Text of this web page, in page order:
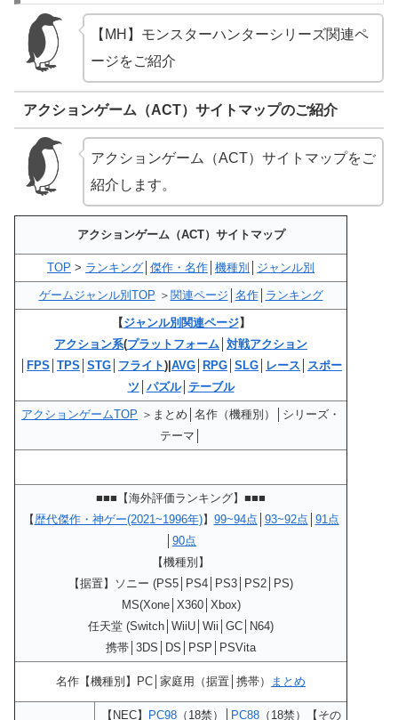
【MH】モンスターハンターシリーズ関連ペ
ージをご紹介
アクションゲーム（ACT）サイトマップのご紹介
アクションゲーム（ACT）サイトマップをご
紹介します。
アクションゲーム（ACT）サイトマップ
TOP > ランキング 傑作・名作 機種別 ジャンル別
ゲームジャンル別TOP ＞ 関連ページ 名作│ ランキング
【ジャンル別関連ページ】
アクション系(プラットフォーム 対戦アクション
FPS TPS STG フライト)|AVG RPG SLG レース
スポー
ツ パズル│ テーブル
アクションゲームTOP ＞まとめ│名作（機種別）│シリーズ・
テーマ│
■■■【海外評価ランキング】■■■
【歴代傑作・神ゲー(2021~1996年)】 99~94点 93~92点 91点
90点
【機種別】
【据置】ソニー (PS5│PS4│PS3│PS2│PS)
MS(Xone│X360│Xbox)
任天堂 (Switch│WiiU│Wii│GC│N64)
携帯│3DS│DS│PSP│PSVita
名作【機種別】PC│家庭用（据置│携帯） まとめ
【NEC】 PC98（18禁）│ PC88（18禁）【その